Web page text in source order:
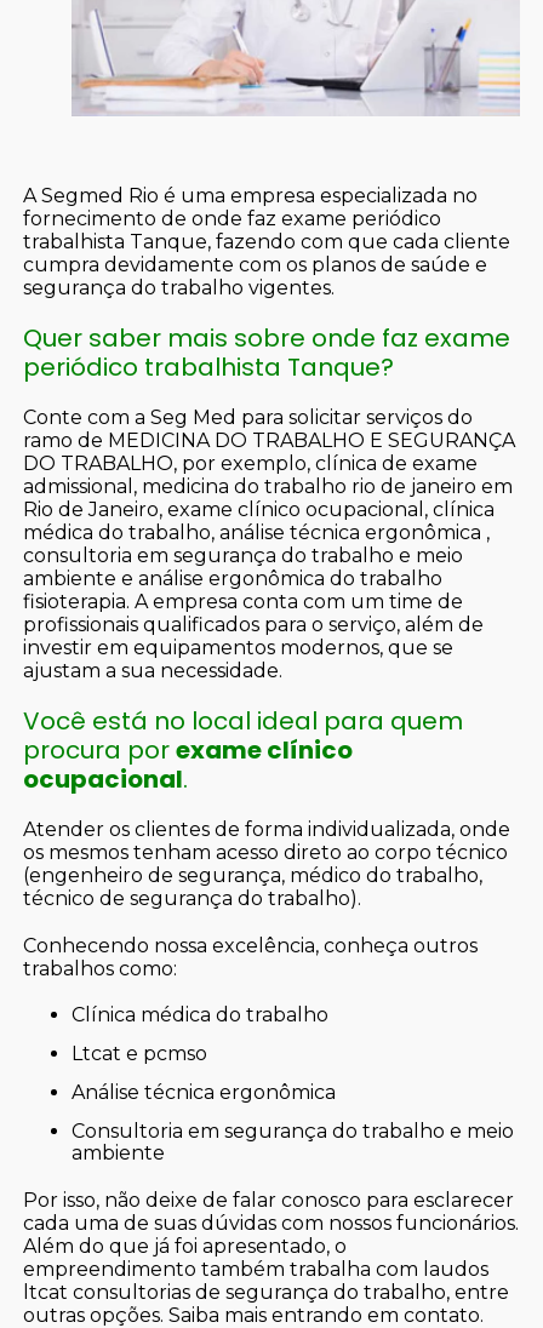
A Segmed Rio é uma empresa especializada no
fornecimento de onde faz exame periódico
trabalhista Tanque, fazendo com que cada cliente
cumpra devidamente com os planos de saúde e
segurança do trabalho vigentes.
Quer saber mais sobre onde faz exame
periódico trabalhista Tanque?
Conte com a Seg Med para solicitar serviços do
ramo de MEDICINA DO TRABALHO E SEGURANÇA
DO TRABALHO, por exemplo, clínica de exame
admissional, medicina do trabalho rio de janeiro em
Rio de Janeiro, exame clínico ocupacional, clínica
médica do trabalho, análise técnica ergonômica ,
consultoria em segurança do trabalho e meio
ambiente e análise ergonômica do trabalho
fisioterapia. A empresa conta com um time de
profissionais qualificados para o serviço, além de
investir em equipamentos modernos, que se
ajustam a sua necessidade.
Você está no local ideal para quem
procura porexame clínico
ocupacional.
Atender os clientes de forma individualizada, onde
os mesmos tenham acesso direto ao corpo técnico
(engenheiro de segurança, médico do trabalho,
técnico de segurança do trabalho).
Conhecendo nossa excelência, conheça outros
trabalhos como:
clínica médica do trabalho
ltcat e pcmso
análise técnica ergonômica
consultoria em segurança do trabalho e meio
ambiente
Por isso, não deixe de falar conosco para esclarecer
cada uma de suas dúvidas com nossos funcionários.
Além do que já foi apresentado, o
empreendimento também trabalha com laudos
ltcat consultorias de segurança do trabalho, entre
outras opções. Saiba mais entrando em contato.